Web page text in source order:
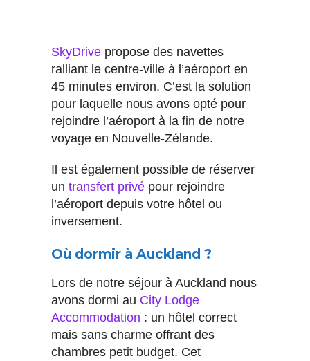
SkyDrive propose des navettes
ralliant le centre-ville à l’aéroport en
45 minutes environ. C’est la solution
pour laquelle nous avons opté pour
rejoindre l’aéroport à la fin de notre
voyage en Nouvelle-Zélande.
Il est également possible de réserver
un transfert privé pour rejoindre
l’aéroport depuis votre hôtel ou
inversement.
Où dormir à Auckland ?
Lors de notre séjour à Auckland nous
avons dormi au City Lodge
Accommodation : un hôtel correct
mais sans charme offrant des
chambres petit budget. Cet